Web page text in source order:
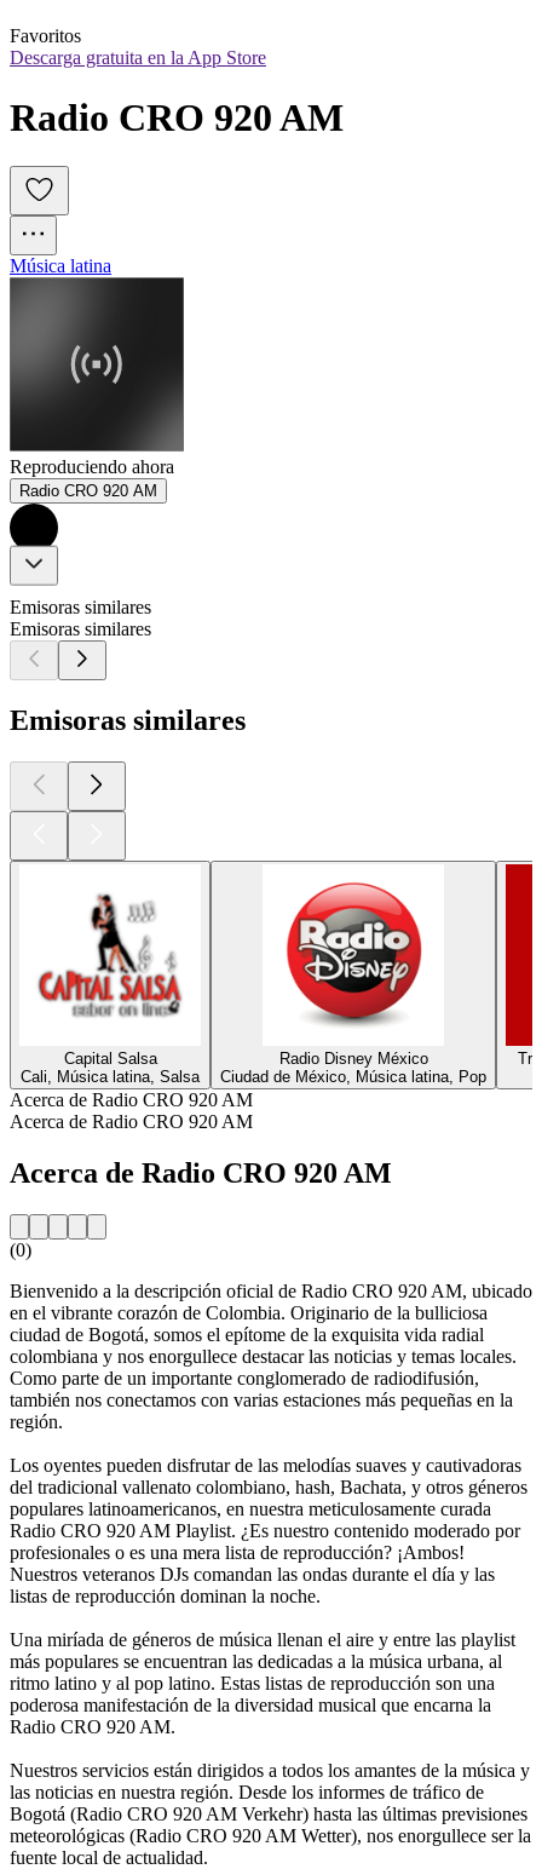
Favoritos
Descarga gratuita en la App Store
Radio CRO 920 AM
Música latina
Reproduciendo ahora
Radio CRO 920 AM
Emisoras similares
Emisoras similares
Emisoras similares
Capital Salsa
Cali, Música latina, Salsa
Radio Disney México
Ciudad de México, Música latina, Pop
Acerca de Radio CRO 920 AM
Acerca de Radio CRO 920 AM
Acerca de Radio CRO 920 AM
(0)
Bienvenido a la descripción oficial de Radio CRO 920 AM, ubicado
en el vibrante corazón de Colombia. Originario de la bulliciosa
ciudad de Bogotá, somos el epítome de la exquisita vida radial
colombiana y nos enorgullece destacar las noticias y temas locales.
Como parte de un importante conglomerado de radiodifusión,
también nos conectamos con varias estaciones más pequeñas en la
región.
Los oyentes pueden disfrutar de las melodías suaves y cautivadoras
del tradicional vallenato colombiano, hash, Bachata, y otros géneros
populares latinoamericanos, en nuestra meticulosamente curada
Radio CRO 920 AM Playlist. ¿Es nuestro contenido moderado por
profesionales o es una mera lista de reproducción? ¡Ambos!
Nuestros veteranos DJs comandan las ondas durante el día y las
listas de reproducción dominan la noche.
Una miríada de géneros de música llenan el aire y entre las playlist
más populares se encuentran las dedicadas a la música urbana, al
ritmo latino y al pop latino. Estas listas de reproducción son una
poderosa manifestación de la diversidad musical que encarna la
Radio CRO 920 AM.
Nuestros servicios están dirigidos a todos los amantes de la música y
las noticias en nuestra región. Desde los informes de tráfico de
Bogotá (Radio CRO 920 AM Verkehr) hasta las últimas previsiones
meteorológicas (Radio CRO 920 AM Wetter), nos enorgullece ser la
fuente local de actualidad.